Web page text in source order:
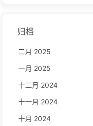
归档
二月 2025
一月 2025
十二月 2024
十一月 2024
十月 2024